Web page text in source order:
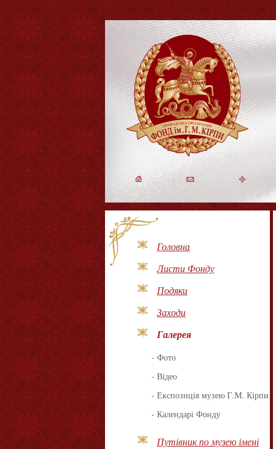
Головна
Листи Фонду
Подяки
Заходи
Галерея
- Фото
- Відео
- Експозиція музею Г.М. Кірпи
- Календарі Фонду
Путівник по музею імені